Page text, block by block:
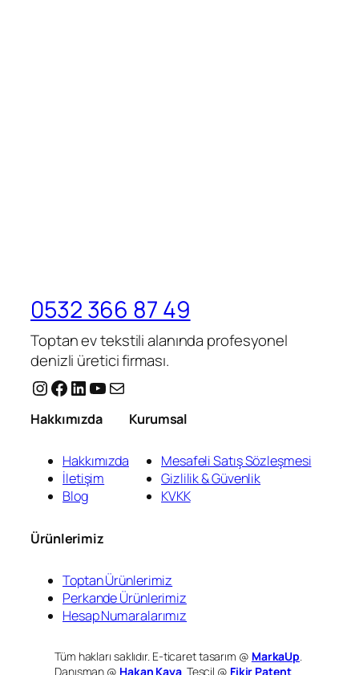
0532 366 87 49
Toptan ev tekstili alanında profesyonel
denizli üretici firması.
Instagram
Facebook
LinkedIn
YouTube
E-posta
Hakkımızda
Hakkımızda
İletişim
Blog
Kurumsal
Mesafeli Satış Sözleşmesi
Gizlilik & Güvenlik
KVKK
Ürünlerimiz
Toptan Ürünlerimiz
Perkande Ürünlerimiz
Hesap Numaralarımız
Tüm hakları saklıdır. E-ticaret tasarım @ MarkaUp.
Danışman @ Hakan Kaya. Tescil @ Fikir Patent